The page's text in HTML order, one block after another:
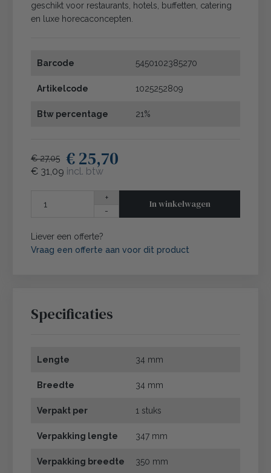
geschikt voor restaurants, hotels, buffetten, catering
en luxe horecaconcepten.
Barcode 5450102385270
Artikelcode 1025252809
Btw percentage 21%
€ 27,05 € 25,70
€ 31,09 incl. btw
+
-
In winkelwagen
Liever een offerte?
Vraag een offerte aan voor dit product
Specificaties
Lengte 34 mm
Breedte 34 mm
Verpakt per 1 stuks
Verpakking lengte 347 mm
Verpakking breedte 350 mm